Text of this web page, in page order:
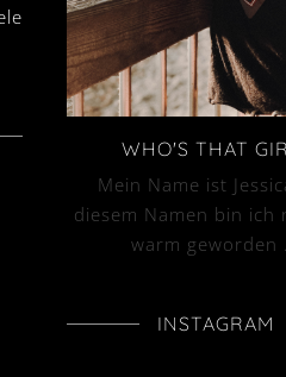
WHO'S THAT
Mein Name ist
diesem Namen bin ich
warm geworden
INSTAGRAM